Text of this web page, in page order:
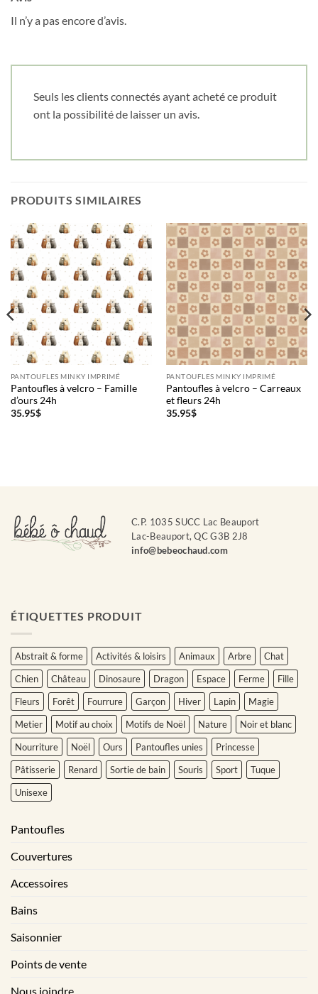
Il n’y a pas encore d’avis.
Seuls les clients connectés ayant acheté ce produit
ont la possibilité de laisser un avis.
PRODUITS SIMILAIRES
PANTOUFLES MINKY IMPRIMÉ
Pantoufles à velcro – Famille
d’ours 24h
35.95$
PANTOUFLES MINKY IMPRIMÉ
Pantoufles à velcro – Carreaux
et fleurs 24h
35.95$
C.P. 1035 SUCC Lac Beauport
Lac-Beauport, QC G3B 2J8
info@bebeochaud.com
ÉTIQUETTES PRODUIT
Abstrait & forme Activités & loisirs Animaux Arbre
Chat
Chien
Château Dinosaure Dragon Espace Ferme
Fille
Fleurs
Forêt Fourrure Garçon Hiver Lapin
Magie
Metier
Motif au choix Motifs de Noël Nature
Noir et blanc
Nourriture
Noël Ours Pantoufles unies
Princesse
Pâtisserie
Renard Sortie de bain Souris Sport
Tuque
Unisexe
Pantoufles
Couvertures
Accessoires
Bains
Saisonnier
Points de vente
Nous joindre
Cliquez ici pour obtenir votre 10%